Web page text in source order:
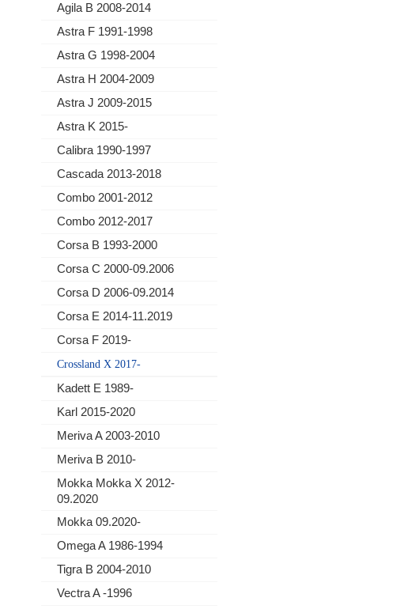
Agila B 2008-2014
Astra F 1991-1998
Astra G 1998-2004
Astra H 2004-2009
Astra J 2009-2015
Astra K 2015-
Calibra 1990-1997
Cascada 2013-2018
Combo 2001-2012
Combo 2012-2017
Corsa B 1993-2000
Corsa C 2000-09.2006
Corsa D 2006-09.2014
Corsa E 2014-11.2019
Corsa F 2019-
Crossland X 2017-
Kadett E 1989-
Karl 2015-2020
Meriva A 2003-2010
Meriva B 2010-
Mokka Mokka X 2012-
09.2020
Mokka 09.2020-
Omega A 1986-1994
Tigra B 2004-2010
Vectra A -1996